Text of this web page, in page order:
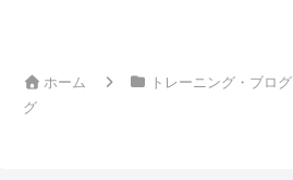
ホーム トレーニング・ブログ
グ